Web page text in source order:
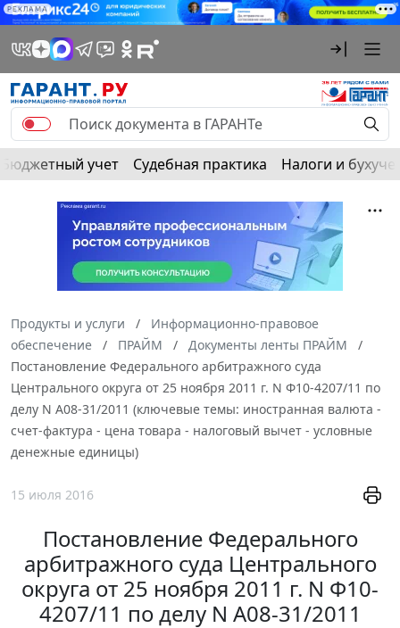
РЕКЛАМА
Бюджетный учет Судебная практика Налоги и
Продукты и услуги
Информационно-правовое
обеспечение
ПРАЙМ
Документы ленты ПРАЙМ
Постановление Федерального арбитражного суда
Центрального округа от 25 ноября 2011 г. N Ф10-4207/11 по
делу N А08-31/2011 (ключевые темы: иностранная валюта -
счет-фактура - цена товара - налоговый вычет - условные
денежные единицы)
15 июля 2016
Постановление Федерального
арбитражного суда Центрального
округа от 25 ноября 2011 г. N Ф10-
4207/11 по делу N А08-31/2011